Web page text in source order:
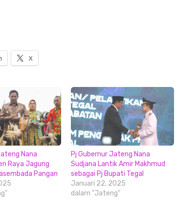
X
Nana
Raya Jagung
Pangan
Pj Gubernur Jateng Nana
Sudjana Lantik Amir Makhmud
sebagai Pj Bupati Tegal
Januari 22, 2025
dalam "Jateng"